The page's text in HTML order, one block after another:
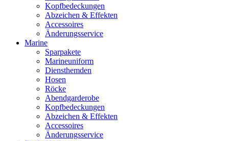
Kopfbedeckungen
Abzeichen & Effekten
Accessoires
Änderungsservice
Marine
Sparpakete
Marineuniform
Diensthemden
Hosen
Röcke
Abendgarderobe
Kopfbedeckungen
Abzeichen & Effekten
Accessoires
Änderungsservice